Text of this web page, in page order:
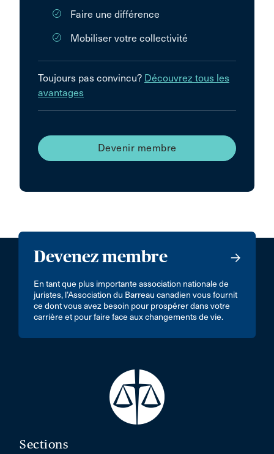
Faire une différence
Mobiliser votre collectivité
Toujours pas convincu? Découvrez tous les
avantages
Devenir membre
Devenez membre
En tant que plus importante association nationale de
juristes, l’Association du Barreau canadien vous fournit
ce dont vous avez besoin pour prospérer dans votre
carrière et pour faire face aux changements de vie.
Sections